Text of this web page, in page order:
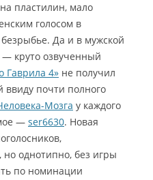
пластилин, мало
голосом в
Да и в мужской
круто озвученный
Гаврила 4» не получил
ввиду почти полного
Мозга у каждого
— ser6630. Новая
однотипно, без игры
по номинации